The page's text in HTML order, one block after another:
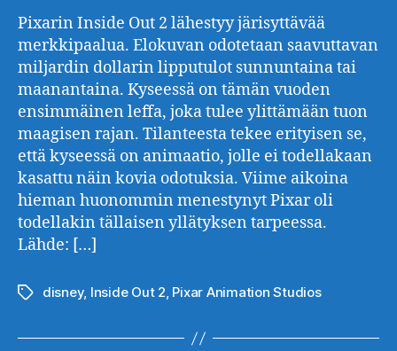
Pixarin Inside Out 2 lähestyy järisyttävää
merkkipaalua. Elokuvan odotetaan saavuttavan
miljardin dollarin lipputulot sunnuntaina tai
maanantaina. Kyseessä on tämän vuoden
ensimmäinen leffa, joka tulee ylittämään tuon
maagisen rajan. Tilanteesta tekee erityisen se,
että kyseessä on animaatio, jolle ei todellakaan
kasattu näin kovia odotuksia. Viime aikoina
hieman huonommin menestynyt Pixar oli
todellakin tällaisen yllätyksen tarpeessa.
Lähde: […]
Avainsanat
disney, Inside Out 2, Pixar Animation Studios